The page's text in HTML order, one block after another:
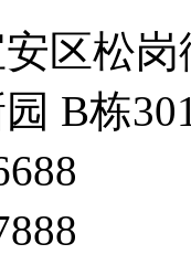
区松
B栋